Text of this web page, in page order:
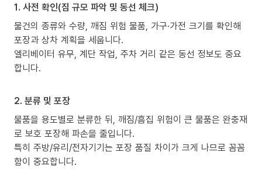
1. 사전 확인(짐 규모 파악 및 동선 체크)
물건의 종류와 수량, 깨짐 위험 물품, 가구·가전 크기를 확인해
포장과 상차 계획을 세웁니다.
엘리베이터 유무, 계단 작업, 주차 거리 같은 동선 정보도 중요
합니다.
2. 분류 및 포장
물품을 용도별로 분류한 뒤, 깨짐/흠집 위험이 큰 물품은 완충재
로 보호 포장해 파손을 줄입니다.
특히 주방/유리/전자기기는 포장 품질 차이가 크게 나므로 꼼꼼
함이 중요합니다.